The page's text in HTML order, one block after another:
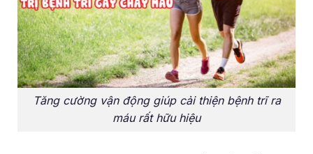
Tăng cường vận động giúp cải thiện bệnh trĩ ra
máu rất hữu hiệu